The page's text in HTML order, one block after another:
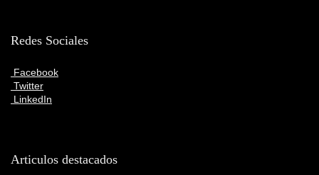
Redes Sociales
Facebook
Twitter
LinkedIn
Articulos destacados